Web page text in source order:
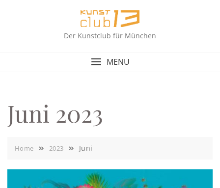
Der Kunstclub für München
MENU
Juni 2023
Home 2023 Juni